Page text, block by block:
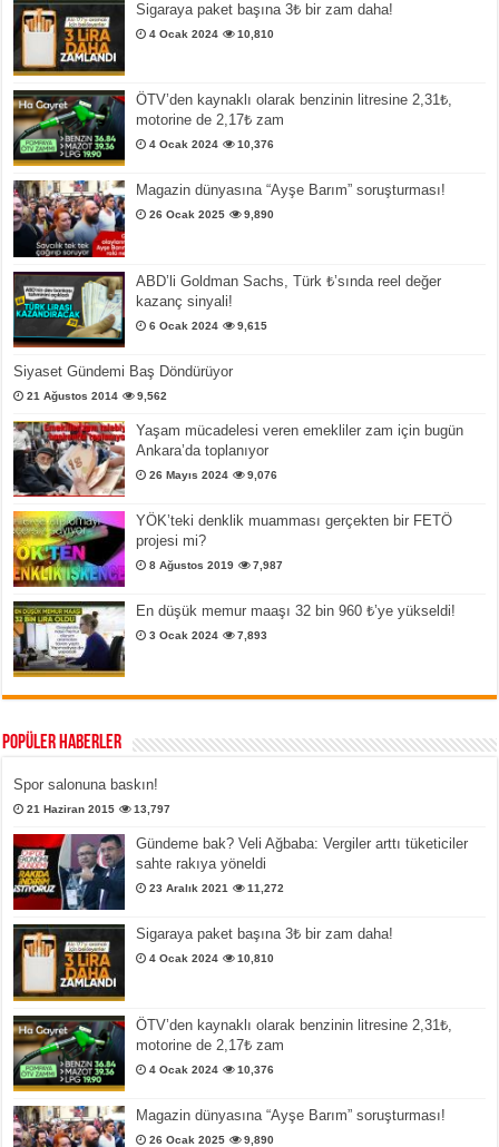
Sigaraya paket başına 3₺ bir zam daha!
4 Ocak 2024 10,810
ÖTV’den kaynaklı olarak benzinin litresine 2,31₺,
motorine de 2,17₺ zam
4 Ocak 2024 10,376
Magazin dünyasına “Ayşe Barım” soruşturması!
26 Ocak 2025 9,890
ABD’li Goldman Sachs, Türk ₺’sında reel değer
kazanç sinyali!
6 Ocak 2024 9,615
Siyaset Gündemi Baş Döndürüyor
21 Ağustos 2014 9,562
Yaşam mücadelesi veren emekliler zam için bugün
Ankara’da toplanıyor
26 Mayıs 2024 9,076
YÖK’teki denklik muamması gerçekten bir FETÖ
projesi mi?
8 Ağustos 2019 7,987
En düşük memur maaşı 32 bin 960 ₺’ye yükseldi!
3 Ocak 2024 7,893
Popüler Haberler
Spor salonuna baskın!
21 Haziran 2015 13,797
Gündeme bak? Veli Ağbaba: Vergiler arttı tüketiciler
sahte rakıya yöneldi
23 Aralık 2021 11,272
Sigaraya paket başına 3₺ bir zam daha!
4 Ocak 2024 10,810
ÖTV’den kaynaklı olarak benzinin litresine 2,31₺,
motorine de 2,17₺ zam
4 Ocak 2024 10,376
Magazin dünyasına “Ayşe Barım” soruşturması!
26 Ocak 2025 9,890